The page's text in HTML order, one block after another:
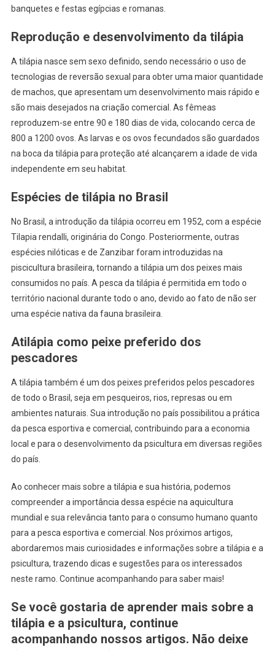
banquetes e festas egípcias e romanas.
Reprodução e desenvolvimento da tilápia
A tilápia nasce sem sexo definido, sendo necessário o uso de
tecnologias de reversão sexual para obter uma maior quantidade
de machos, que apresentam um desenvolvimento mais rápido e
são mais desejados na criação comercial. As fêmeas
reproduzem-se entre 90 e 180 dias de vida, colocando cerca de
800 a 1200 ovos. As larvas e os ovos fecundados são guardados
na boca da tilápia para proteção até alcançarem a idade de vida
independente em seu habitat.
Espécies de tilápia no Brasil
No Brasil, a introdução da tilápia ocorreu em 1952, com a espécie
Tilapia rendalli, originária do Congo. Posteriormente, outras
espécies nilóticas e de Zanzibar foram introduzidas na
piscicultura brasileira, tornando a tilápia um dos peixes mais
consumidos no país. A pesca da tilápia é permitida em todo o
território nacional durante todo o ano, devido ao fato de não ser
uma espécie nativa da fauna brasileira.
Atilápia como peixe preferido dos
pescadores
A tilápia também é um dos peixes preferidos pelos pescadores
de todo o Brasil, seja em pesqueiros, rios, represas ou em
ambientes naturais. Sua introdução no país possibilitou a prática
da pesca esportiva e comercial, contribuindo para a economia
local e para o desenvolvimento da psicultura em diversas regiões
do país.
Ao conhecer mais sobre a tilápia e sua história, podemos
compreender a importância dessa espécie na aquicultura
mundial e sua relevância tanto para o consumo humano quanto
para a pesca esportiva e comercial. Nos próximos artigos,
abordaremos mais curiosidades e informações sobre a tilápia e a
psicultura, trazendo dicas e sugestões para os interessados
neste ramo. Continue acompanhando para saber mais!
Se você gostaria de aprender mais sobre a
tilápia e a psicultura, continue
acompanhando nossos artigos. Não deixe